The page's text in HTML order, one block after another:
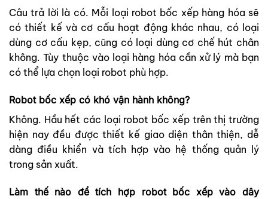
Câu trả lời là có. Mỗi loại robot bốc xếp hàng hóa sẽ
có thiết kế và cơ cấu hoạt động khác nhau, có loại
dùng cơ cấu kẹp, cũng có loại dùng cơ chế hút chân
không. Tùy thuộc vào loại hàng hóa cần xử lý mà bạn
có thể lựa chọn loại robot phù hợp.
Robot bốc xếp có khó vận hành không?
Không. Hầu hết các loại robot bốc xếp trên thị trường
hiện nay đều được thiết kế giao diện thân thiện, dễ
dàng điều khiển và tích hợp vào hệ thống quản lý
trong sản xuất.
Làm thế nào để tích hợp robot bốc xếp vào dây